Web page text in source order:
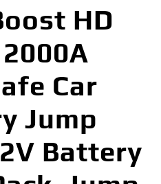
HD
Car
Jump
Battery